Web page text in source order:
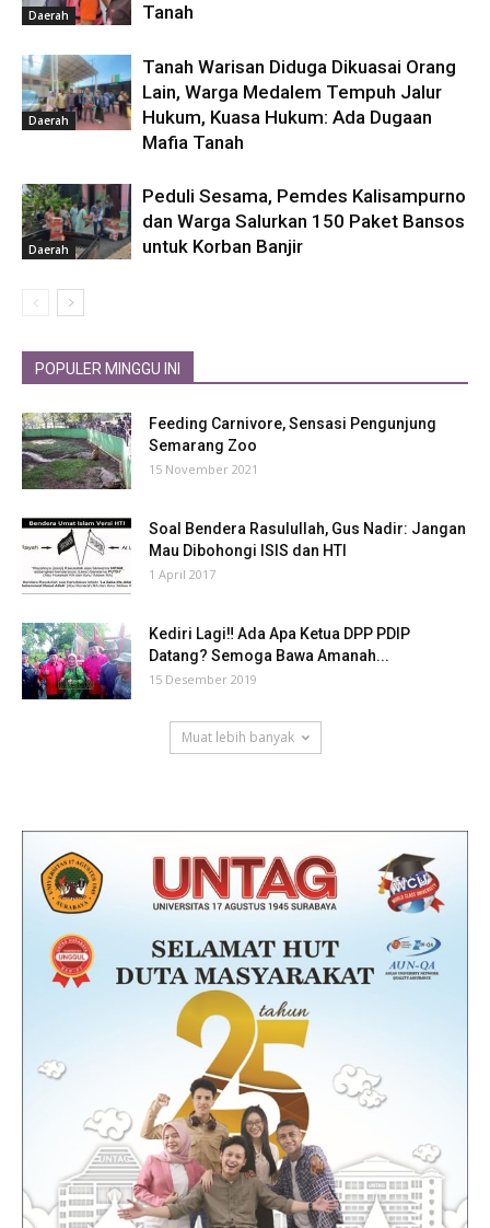
Daerah
Tanah
Daerah
Tanah Warisan Diduga Dikuasai Orang
Lain, Warga Medalem Tempuh Jalur
Hukum, Kuasa Hukum: Ada Dugaan
Mafia Tanah
Daerah
Peduli Sesama, Pemdes Kalisampurno
dan Warga Salurkan 150 Paket Bansos
untuk Korban Banjir
POPULER MINGGU INI
Feeding Carnivore, Sensasi Pengunjung
Semarang Zoo
15 November 2021
Soal Bendera Rasulullah, Gus Nadir: Jangan
Mau Dibohongi ISIS dan HTI
1 April 2017
Kediri Lagi‼ Ada Apa Ketua DPP PDIP
Datang? Semoga Bawa Amanah...
15 Desember 2019
Muat lebih banyak